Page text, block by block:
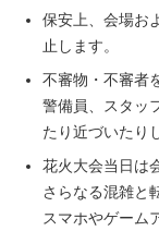
保安上、会場お
止します。
不審物・不審者
警備員、スタッ
たり近づいたり
花火大会当日は
さらなる混雑と
スマホやゲーム